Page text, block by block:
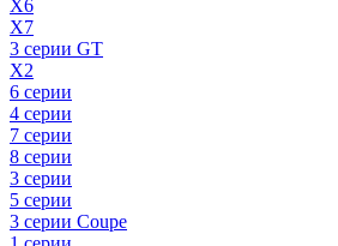
X6
X7
3 серии GT
X2
6 серии
4 серии
7 серии
8 серии
3 серии
5 серии
3 серии Coupe